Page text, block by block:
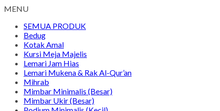
MENU
SEMUA PRODUK
Bedug
Kotak Amal
Kursi Meja Majelis
Lemari Jam Hias
Lemari Mukena & Rak Al-Qur’an
Mihrab
Mimbar Minimalis (Besar)
Mimbar Ukir (Besar)